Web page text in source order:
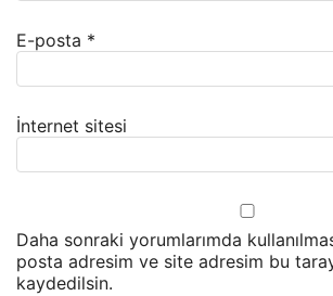
E-posta *
İnternet sitesi
Daha sonraki yorumlarımda
posta adresim ve site adresim bu
kaydedilsin.